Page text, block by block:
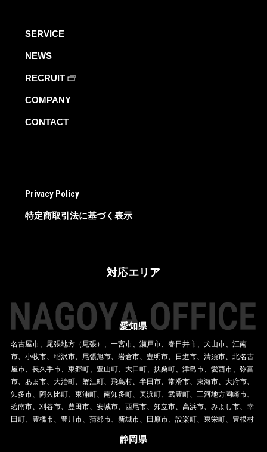
SERVICE
NEWS
RECRUIT
COMPANY
CONTACT
Privacy Policy
特定商取引法に基づく表示
対応エリア
愛知県
名古屋市、尾張地方（尾張）、一宮市、瀬戸市、春日井市、犬山市、江南
市、小牧市、稲沢市、尾張旭市、岩倉市、豊明市、日進市、清須市、北名古
屋市、長久手市、東郷町、豊山町、大口町、扶桑町、津島市、愛西市、弥富
市、あま市、大治町、蟹江町、飛島村、半田市、常滑市、東海市、大府市、
知多市、阿久比町、東浦町、南知多町、美浜町、武豊町、三河地方岡崎市、
碧南市、刈谷市、豊田市、安城市、西尾市、知立市、高浜市、みよし市、幸
田町、豊橋市、豊川市、蒲郡市、新城市、田原市、設楽町、東栄町、豊根村
静岡県